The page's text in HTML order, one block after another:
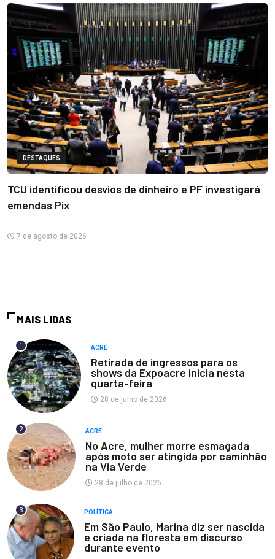
DESTAQUES
TCU identificou desvios de dinheiro e PF investigará
emendas Pix
7 de agosto de 2026
MAIS LIDAS
1 ACRE
Retirada de ingressos para os
shows da Expoacre inicia nesta
quarta-feira
28 de julho de 2026
2 ACRE
No Acre, mulher morre esmagada
após moto ser atingida por caminhão
na Via Verde
28 de julho de 2026
3 POLÍTICA
Em São Paulo, Marina diz ser nascida
e criada na floresta em discurso
durante evento